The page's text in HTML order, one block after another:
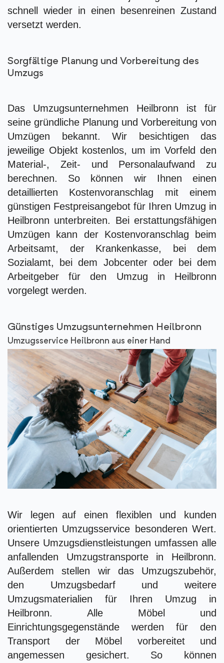
schnell wieder in einen besenreinen Zustand
versetzt werden.
Sorgfältige Planung und Vorbereitung des
Umzugs
Das Umzugsunternehmen Heilbronn ist für
seine gründliche Planung und Vorbereitung von
Umzügen bekannt. Wir besichtigen das
jeweilige Objekt kostenlos, um im Vorfeld den
Material-, Zeit- und Personalaufwand zu
berechnen. So können wir Ihnen einen
detaillierten Kostenvoranschlag mit einem
günstigen Festpreisangebot für Ihren Umzug in
Heilbronn unterbreiten. Bei erstattungsfähigen
Umzügen kann der Kostenvoranschlag beim
Arbeitsamt, der Krankenkasse, bei dem
Sozialamt, bei dem Jobcenter oder bei dem
Arbeitgeber für den Umzug in Heilbronn
vorgelegt werden.
Günstiges Umzugsunternehmen Heilbronn
Umzugsservice Heilbronn aus einer Hand
Wir legen auf einen flexiblen und kunden
orientierten Umzugsservice besonderen Wert.
Unsere Umzugsdienstleistungen umfassen alle
anfallenden Umzugstransporte in Heilbronn.
Außerdem stellen wir das Umzugszubehör,
den Umzugsbedarf und weitere
Umzugsmaterialien für Ihren Umzug in
Heilbronn. Alle Möbel und
Einrichtungsgegenstände werden für den
Transport der Möbel vorbereitet und
angemessen gesichert. So können